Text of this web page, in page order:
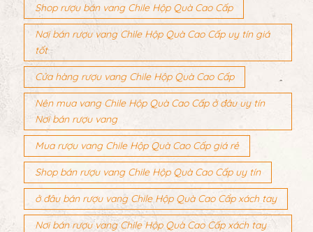
Shop rượu bán vang Chile Hộp Quà Cao Cấp
Nơi bán rượu vang Chile Hộp Quà Cao Cấp uy tín giá
tốt
Cửa hàng rượu vang Chile Hộp Quà Cao Cấp
Nên mua vang Chile Hộp Quà Cao Cấp ở đâu uy tín
Nơi bán rượu vang
Mua rượu vang Chile Hộp Quà Cao Cấp giá rẻ
Shop bán rượu vang Chile Hộp Quà Cao Cấp uy tín
ở đâu bán rượu vang Chile Hộp Quà Cao Cấp xách tay
Nơi bán rượu vang Chile Hộp Quà Cao Cấp xách tay